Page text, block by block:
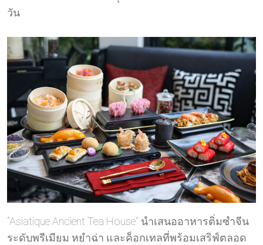
วัน
“Asiatique Ancient Tea House” นำเสนออาหารติ่มซําจีน
ระดับพรีเมียม หยำฉ่า และค็อกเทลที่พร้อมเสริฟ์ตลอด